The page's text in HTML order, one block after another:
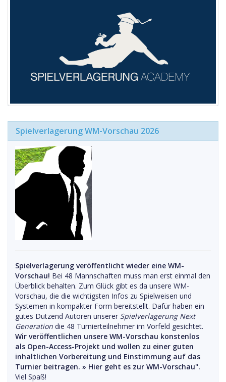
Spielverlagerung WM-Vorschau 2026
Spielverlagerung veröffentlicht wieder eine WM-
Vorschau! Bei 48 Mannschaften muss man erst einmal den
Überblick behalten. Zum Glück gibt es da unsere WM-
Vorschau, die die wichtigsten Infos zu Spielweisen und
Systemen in kompakter Form bereitstellt. Dafür haben ein
gutes Dutzend Autoren unserer Spielverlagerung Next
Generation die 48 Turnierteilnehmer im Vorfeld gesichtet.
Wir veröffentlichen unsere WM-Vorschau konstenlos
als Open-Access-Projekt und wollen zu einer guten
inhaltlichen Vorbereitung und Einstimmung auf das
Turnier beitragen. » Hier geht es zur WM-Vorschau".
Viel Spaß!